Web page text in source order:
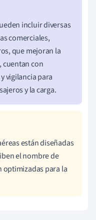
incluir diversas
comerciales,
que mejoran la
cuentan con
vigilancia para
y la carga.
están diseñadas
el nombre de
optimizadas para la